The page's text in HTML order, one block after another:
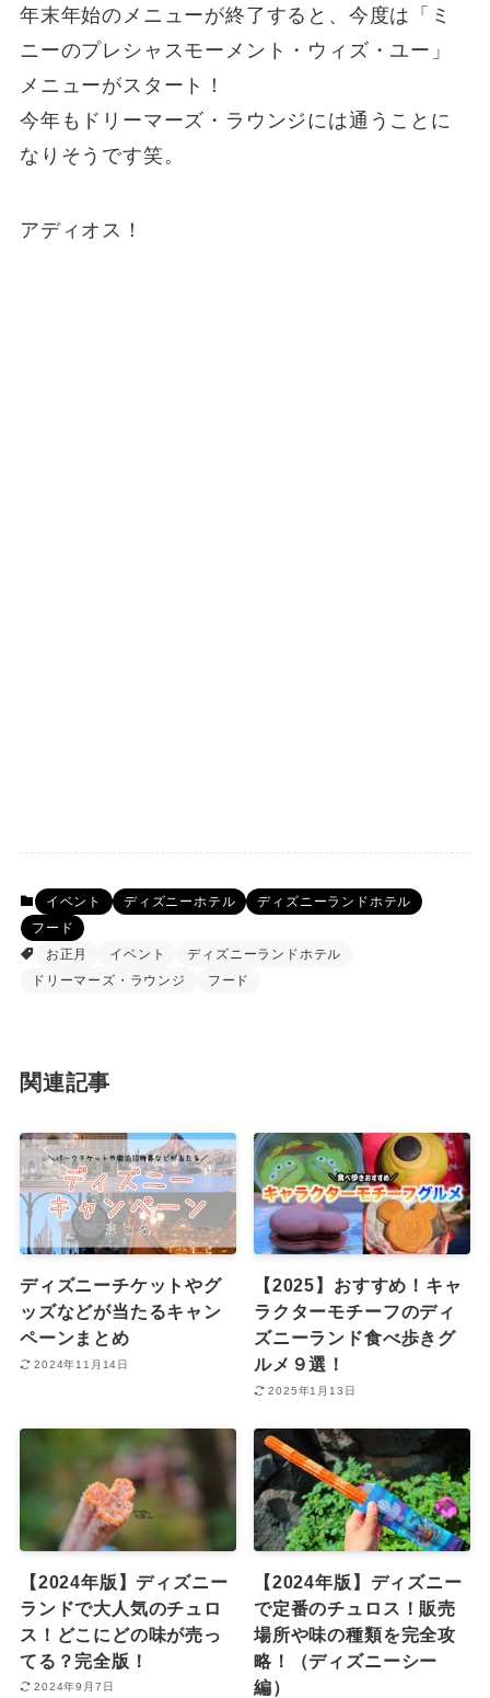
年末年始のメニューが終了すると、今度は「ミ
ニーのプレシャスモーメント・ウィズ・ユー」
メニューがスタート！
今年もドリーマーズ・ラウンジには通うことに
なりそうです笑。
アディオス！
イベント ディズニーホテル
ディズニーランドホテル
フード
お正月
イベント
ディズニーランドホテル
ドリーマーズ・ラウンジ
フード
関連記事
ディズニーチケットやグ
ッズなどが当たるキャン
ペーンまとめ
2024年11月14日
【2025】おすすめ！キャ
ラクターモチーフのディ
ズニーランド食べ歩きグ
ルメ９選！
2025年1月13日
【2024年版】ディズニー
ランドで大人気のチュロ
ス！どこにどの味が売っ
てる？完全版！
2024年9月7日
【2024年版】ディズニー
で定番のチュロス！販売
場所や味の種類を完全攻
略！（ディズニーシー
編）